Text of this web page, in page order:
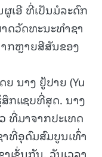
ເອີ ທີ່ເປັນມໍລະດົກ
ດວັດທະນະທຳຊາ
ກຫຼາຍສີສັນຂອງ
ຍ ນາງ ຢູ້ປາຍ (Yu
ສຶກແຊບທີ່ສຸດ. ນາງ
ທີ່ມາຈາກປະເທດ
ທີ່ອຸດົມສົມບູນເທົ່າ
ເຊັ່ນກັນ. ວັນເວລາ